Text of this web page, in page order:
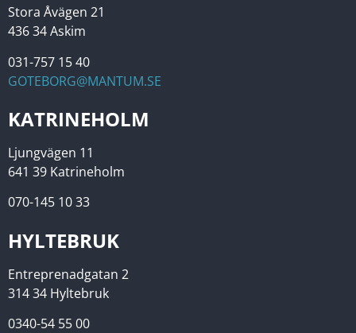
Stora Åvägen 21
436 34 Askim
031-757 15 40
GOTEBORG@MANTUM.SE
KATRINEHOLM
Ljungvägen 11
641 39 Katrineholm
070-145 10 33
HYLTEBRUK
Entreprenadgatan 2
314 34 Hyltebruk
0340-54 55 00